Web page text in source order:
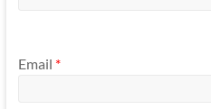
Email *